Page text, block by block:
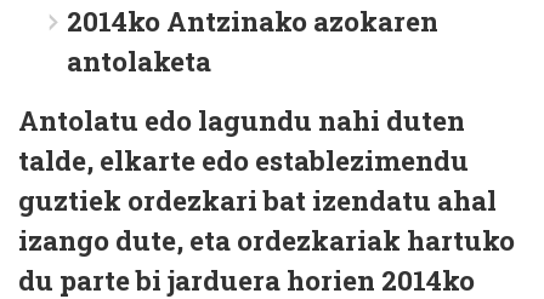
2014ko Antzinako azokaren
antolaketa
Antolatu edo lagundu nahi duten
talde, elkarte edo establezimendu
guztiek ordezkari bat izendatu ahal
izango dute, eta ordezkariak hartuko
du parte bi jarduera horien 2014ko